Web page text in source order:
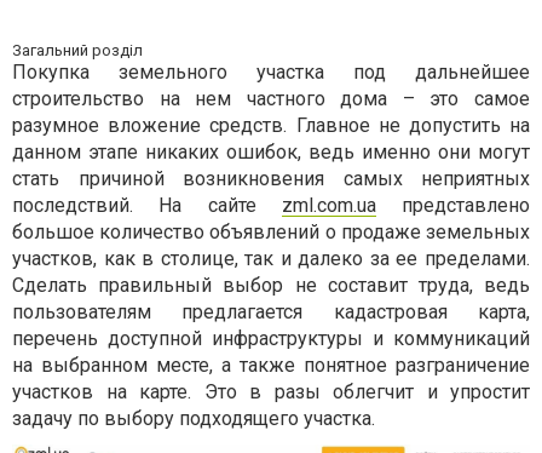
Загальний розділ
Покупка земельного участка под дальнейшее
строительство на нем частного дома – это самое
разумное вложение средств. Главное не допустить на
данном этапе никаких ошибок, ведь именно они могут
стать причиной возникновения самых неприятных
последствий. На сайте zml.com.uaпредставлено
большое количество объявлений о продаже земельных
участков, как в столице, так и далеко за ее пределами.
Сделать правильный выбор не составит труда, ведь
пользователям предлагается кадастровая карта,
перечень доступной инфраструктуры и коммуникаций
на выбранном месте, а также понятное разграничение
участков на карте. Это в разы облегчит и упростит
задачу по выбору подходящего участка.